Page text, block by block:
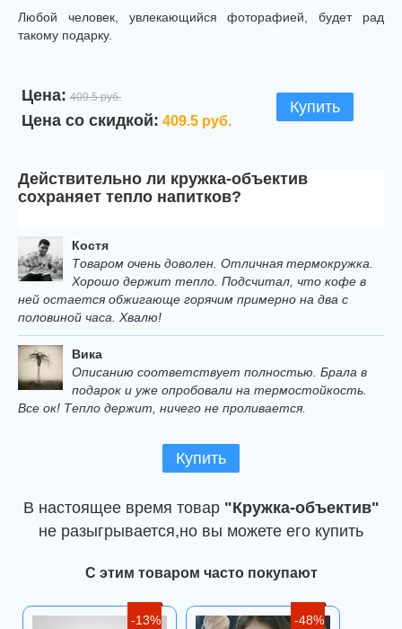
Любой человек, увлекающийся фоторафией, будет рад
такому подарку.
Цена: 409.5 руб.
Цена со скидкой: 409.5 руб.
Купить
Действительно ли кружка-объектив
сохраняет тепло напитков?
Костя
Товаром очень доволен. Отличная термокружка.
Хорошо держит тепло. Подсчитал, что кофе в
ней остается обжигающе горячим примерно на два с
половиной часа. Хвалю!
Вика
Описанию соответствует полностью. Брала в
подарок и уже опробовали на термостойкость.
Все ок! Тепло держит, ничего не проливается.
Купить
В настоящее время товар "Кружка-объектив"
не разыгрывается,но вы можете его купить
С этим товаром часто покупают
-13% -48%